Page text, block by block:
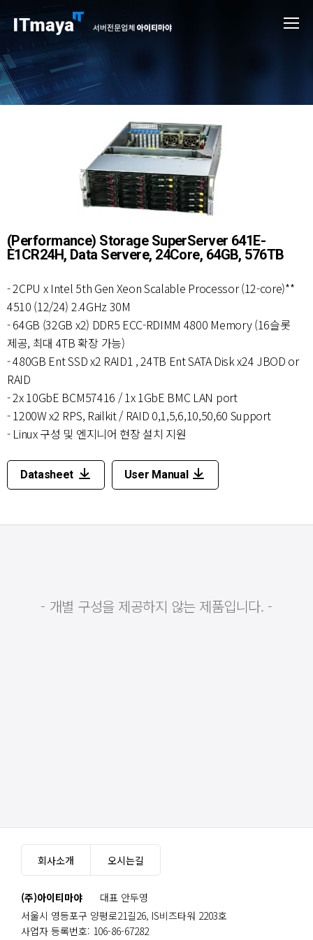
(Performance) Storage SuperServer 641E-
E1CR24H, Data Servere, 24Core, 64GB, 576TB
- 2CPU x Intel 5th Gen Xeon Scalable Processor (12-core)**
4510 (12/24) 2.4GHz 30M
- 64GB (32GB x2) DDR5 ECC-RDIMM 4800 Memory (16슬롯
제공, 최대 4TB 확장 가능)
- 480GB Ent SSD x2 RAID1 , 24TB Ent SATA Disk x24 JBOD or
RAID
- 2x 10GbE BCM57416 / 1x 1GbE BMC LAN port
- 1200W x2 RPS, Railkit / RAID 0,1,5,6,10,50,60 Support
- Linux 구성 및 엔지니어 현장 설치 지원
Datasheet User Manual
- 개별 구성을 제공하지 않는 제품입니다. -
회사소개 오시는길
(주)아이티마야
대표 안두영
서울시 영등포구 양평로21길26, IS비즈타워 2203호
사업자 등록번호: 106-86-67282